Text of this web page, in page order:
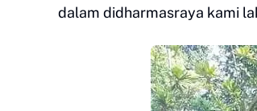
dalam didharmasraya kami